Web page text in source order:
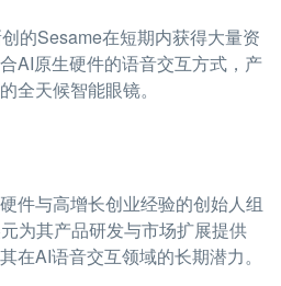
的Sesame在短期内获得大量资
AI原生硬件的语音交互方式，产
全天候智能眼镜。
件与高增长创业经验的创始人组
为其产品研发与市场扩展提供
在AI语音交互领域的长期潜力。